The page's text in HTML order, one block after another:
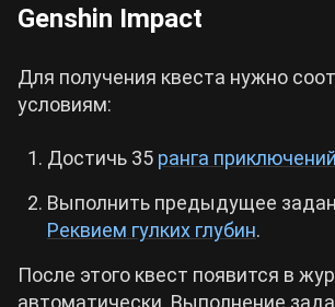
Genshin Impact
Для получения квеста нужно
условиям:
Достичь 35 ранга приключений
Выполнить предыдущее
Реквием гулких глубин.
После этого квест появится в
автоматически. Выполнение